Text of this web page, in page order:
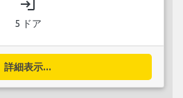
login
5 ドア
詳細表示...